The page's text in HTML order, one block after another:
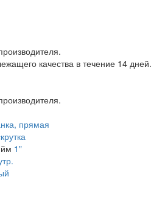
качества в течение 14 дней.
прямая
1"